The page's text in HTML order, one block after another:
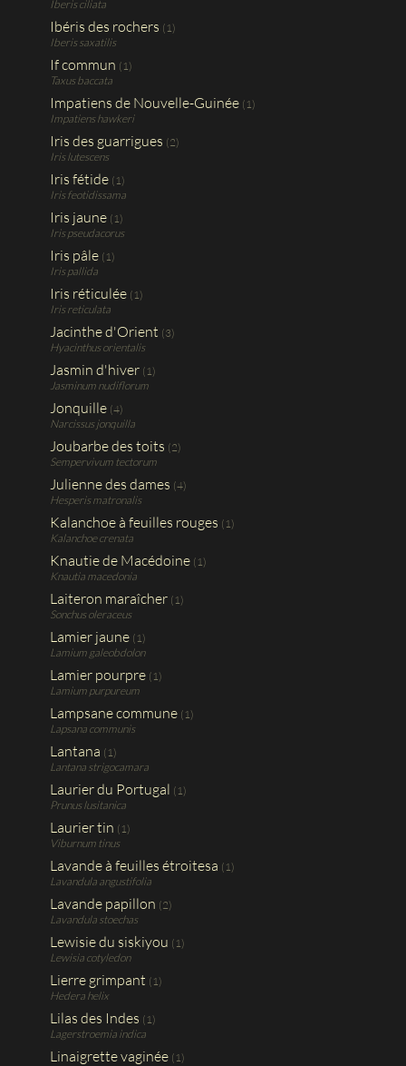
Iberis ciliata
Ibéris des rochers (1)
Iberis saxatilis
If commun (1)
Taxus baccata
Impatiens de Nouvelle-Guinée (1)
Impatiens hawkeri
Iris des guarrigues (2)
Iris lutescens
Iris fétide (1)
Iris feotidissama
Iris jaune (1)
Iris pseudacorus
Iris pâle (1)
Iris pallida
Iris réticulée (1)
Iris reticulata
Jacinthe d'Orient (3)
Hyacinthus orientalis
Jasmin d'hiver (1)
Jasminum nudiflorum
Jonquille (4)
Narcissus jonquilla
Joubarbe des toits (2)
Sempervivum tectorum
Julienne des dames (4)
Hesperis matronalis
Kalanchoe à feuilles rouges (1)
Kalanchoe crenata
Knautie de Macédoine (1)
Knautia macedonia
Laiteron maraîcher (1)
Sonchus oleraceus
Lamier jaune (1)
Lamium galeobdolon
Lamier pourpre (1)
Lamium purpureum
Lampsane commune (1)
Lapsana communis
Lantana (1)
Lantana strigocamara
Laurier du Portugal (1)
Prunus lusitanica
Laurier tin (1)
Viburnum tinus
Lavande à feuilles étroitesa (1)
Lavandula angustifolia
Lavande papillon (2)
Lavandula stoechas
Lewisie du siskiyou (1)
Lewisia cotyledon
Lierre grimpant (1)
Hedera helix
Lilas des Indes (1)
Lagerstroemia indica
Linaigrette vaginée (1)